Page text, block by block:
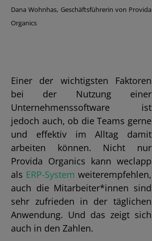
Dana Wohnhas, Geschäftsführerin von Provida
Organics
Einer der wichtigsten Faktoren
bei der Nutzung einer
Unternehmenssoftware ist
jedoch auch, ob die Teams gerne
und effektiv im Alltag damit
arbeiten können. Nicht nur
Provida Organics kann weclapp
als ERP-System weiterempfehlen,
auch die Mitarbeiter*innen sind
sehr zufrieden in der täglichen
Anwendung. Und das zeigt sich
auch in den Zahlen.